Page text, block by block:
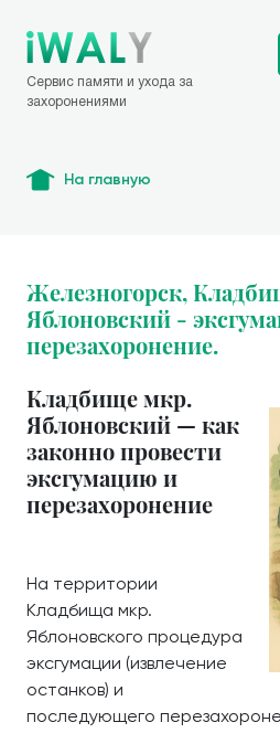
Сервис памяти и ухода за
захоронениями
На главную
Железногорск,
Яблоновский -
перезахоронение.
Кладбище мкр.
Яблоновский — как
законно провести
эксгумацию и
перезахоронение
На территории
Кладбища мкр.
Яблоновского процедура
эксгумации (извлечение
останков) и
последующего